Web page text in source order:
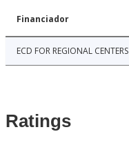
Financiador
ECD FOR REGIONAL CENTERS
Ratings